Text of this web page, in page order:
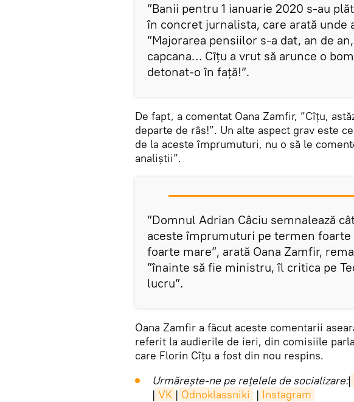
”Banii pentru 1 ianuarie 2020 s-au
în concret jurnalista, care arată unde
”Majorarea pensiilor s-a dat, an de
capcana… Cîțu a vrut să arunce o
detonat-o în față!”.
De fapt, a comentat Oana Zamfir, ”Cîțu,
departe de râs!”. Un alte aspect grav este
de la aceste împrumuturi, nu o să le
analiștii”.
”Domnul Adrian Câciu semnalează
aceste împrumuturi pe termen foarte
foarte mare”, arată Oana Zamfir,
”înainte să fie ministru, îl critica pe
lucru”.
Oana Zamfir a făcut aceste comentarii
referit la audierile de ieri, din comisiile
care Florin Cîțu a fost din nou respins.
Urmărește-ne pe rețelele de socializare:|
| VK | Odnoklassniki | Instagram